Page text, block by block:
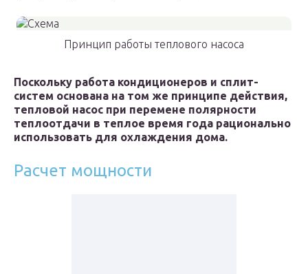
Принцип работы теплового насоса
Поскольку работа кондиционеров и сплит-
систем основана на том же принципе действия,
тепловой насос при перемене полярности
теплоотдачи в теплое время года рационально
использовать для охлаждения дома.
Расчет мощности